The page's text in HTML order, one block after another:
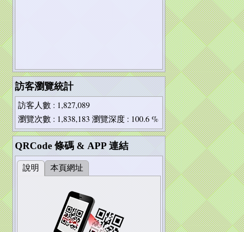
訪客瀏覽統計
訪客人數 : 1,827,089
瀏覽次數 : 1,838,183 瀏覽深度: 100.6 %
QRCode 條碼 & APP 連結
說明 本頁網址